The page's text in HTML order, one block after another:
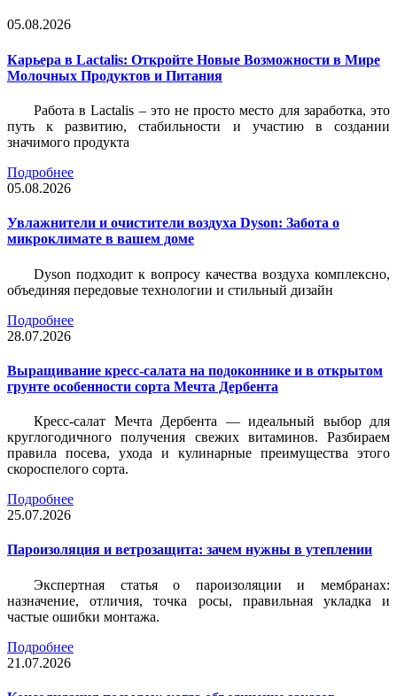
05.08.2026
Карьера в Lactalis: Откройте Новые Возможности в Мире
Молочных Продуктов и Питания
Работа в Lactalis – это не просто место для заработка, это
путь к развитию, стабильности и участию в создании
значимого продукта
Подробнее
05.08.2026
Увлажнители и очистители воздуха Dyson: Забота о
микроклимате в вашем доме
Dyson подходит к вопросу качества воздуха комплексно,
объединяя передовые технологии и стильный дизайн
Подробнее
28.07.2026
Выращивание кресс-салата на подоконнике и в открытом
грунте особенности сорта Мечта Дербента
Кресс-салат Мечта Дербента — идеальный выбор для
круглогодичного получения свежих витаминов. Разбираем
правила посева, ухода и кулинарные преимущества этого
скороспелого сорта.
Подробнее
25.07.2026
Пароизоляция и ветрозащита: зачем нужны в утеплении
Экспертная статья о пароизоляции и мембранах:
назначение, отличия, точка росы, правильная укладка и
частые ошибки монтажа.
Подробнее
21.07.2026